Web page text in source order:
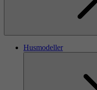
Husmodeller